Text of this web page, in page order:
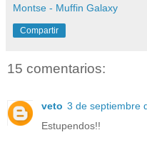
Montse - Muffin Galaxy
Compartir
15 comentarios:
veto 3 de septiembre
Estupendos!!